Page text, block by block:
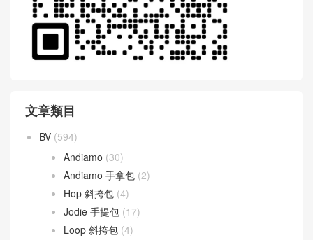
文章類目
BV (594)
Andiamo (30)
Andiamo 手拿包 (2)
Hop 斜挎包 (4)
Jodie 手提包 (17)
Loop 斜挎包 (4)